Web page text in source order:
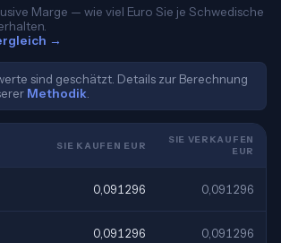
Marge — wie viel Euro Sie je Schwedische
→
sind geschätzt. Details zur Berechnung
Methodik
SIE KAUFEN EUR
SIE VERKAUFEN
EUR
0,091296 0,091296
0,091296 0,091296